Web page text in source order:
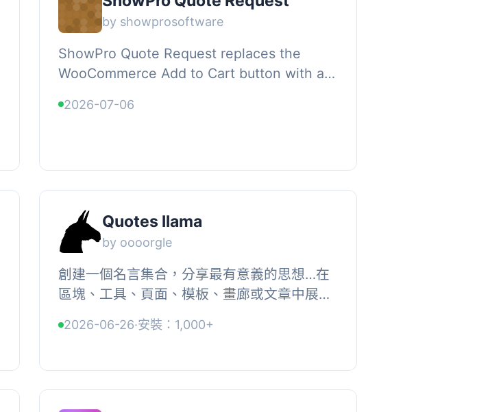
by showprosoftware
ShowPro Quote Request replaces the
WooCommerce Add to Cart button with a
frontend is built with vanilla Java...
2026-07-06
Quotes llama
by oooorgle
創建一個名言集合，分享最有意義的思想…在
區塊、工具、頁面、模板、畫廊或文章中展示
備份/還原, …...
2026-06-26·安裝：1,000+